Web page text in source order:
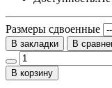
Размеры сдвоенные
В закладки В
В корзину